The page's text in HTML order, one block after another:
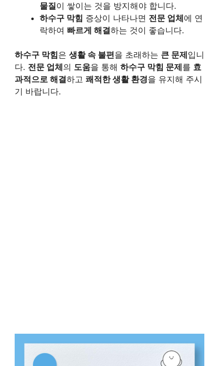
물질이 쌓이는 것을 방지해야 합니다.
하수구 막힘 증상이 나타나면 전문 업체에 연
락하여 빠르게 해결하는 것이 좋습니다.
하수구 막힘은 생활 속 불편을 초래하는 큰 문제 입니
다. 전문 업체 의 도움을 통해 하수구 막힘 문제 를 효
과적으로 해결하고 쾌적한 생활 환경을 유지해 주시
기 바랍니다.